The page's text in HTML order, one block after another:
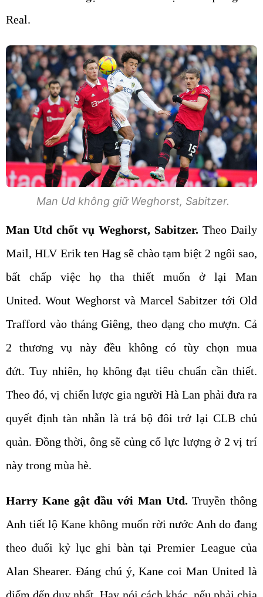
Real.
Man Ud không giữ Weghorst, Sabitzer.
Man Utd chốt vụ Weghorst, Sabitzer. Theo Daily
Mail, HLV Erik ten Hag sẽ chào tạm biệt 2 ngôi sao,
bất chấp việc họ tha thiết muốn ở lại Man
United. Wout Weghorst và Marcel Sabitzer tới Old
Trafford vào tháng Giêng, theo dạng cho mượn. Cả
2 thương vụ này đều không có tùy chọn mua
đứt. Tuy nhiên, họ không đạt tiêu chuẩn cần thiết.
Theo đó, vị chiến lược gia người Hà Lan phải đưa ra
quyết định tàn nhẫn là trả bộ đôi trở lại CLB chủ
quản. Đồng thời, ông sẽ củng cố lực lượng ở 2 vị trí
này trong mùa hè.
Harry Kane gật đầu với Man Utd. Truyền thông
Anh tiết lộ Kane không muốn rời nước Anh do đang
theo đuổi kỷ lục ghi bàn tại Premier League của
Alan Shearer. Đáng chú ý, Kane coi Man United là